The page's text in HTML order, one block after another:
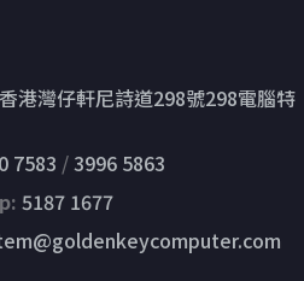
香港灣仔軒尼詩道298號298電腦特
7583 /3996 5863
5187 1677